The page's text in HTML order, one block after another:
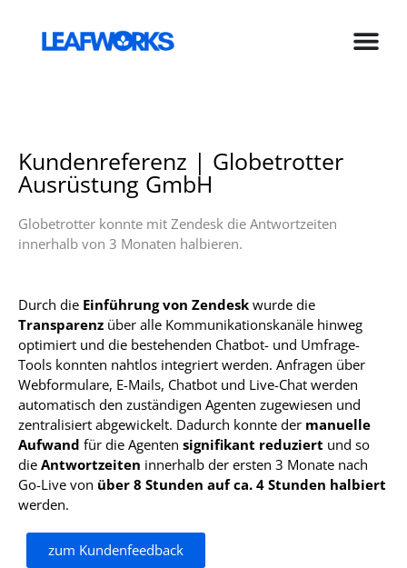
springen
Kundenreferenz | Globetrotter
Ausrüstung GmbH
Globetrotter konnte mit Zendesk die Antwortzeiten
innerhalb von 3 Monaten halbieren.
Durch die Einführung von Zendesk wurde die
Transparenz über alle Kommunikationskanäle hinweg
optimiert und die bestehenden Chatbot- und Umfrage-
Tools konnten nahtlos integriert werden. Anfragen über
Webformulare, E-Mails, Chatbot und Live-Chat werden
automatisch den zuständigen Agenten zugewiesen und
zentralisiert abgewickelt. Dadurch konnte der manuelle
Aufwand für die Agenten signifikant reduziert und so
die Antwortzeiten innerhalb der ersten 3 Monate nach
Go-Live von über 8 Stunden auf ca. 4 Stunden halbiert
werden.
zum Kundenfeedback